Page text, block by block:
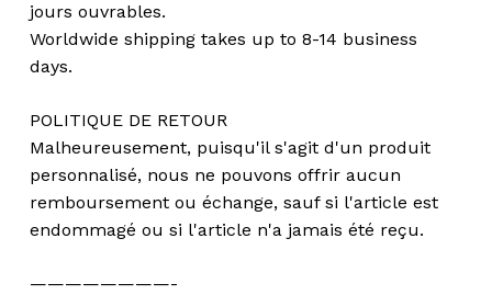
jours ouvrables.
Worldwide shipping takes up to 8-14 business
days.
POLITIQUE DE RETOUR
Malheureusement, puisqu'il s'agit d'un produit
personnalisé, nous ne pouvons offrir aucun
remboursement ou échange, sauf si l'article est
endommagé ou si l'article n'a jamais été reçu.
————————-